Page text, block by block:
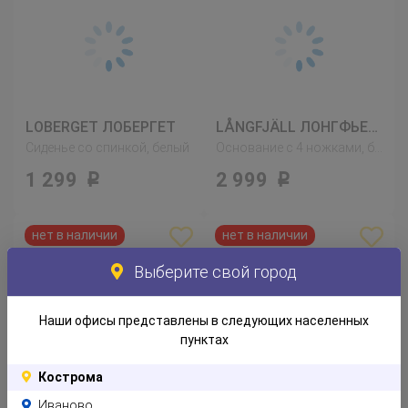
LOBERGET ЛОБЕРГЕТ
1 299 Р
LÅNGFJÄLL ЛОНГФЬЕЛЛЬ
2 999 Р
Выберите свой город
Наши офисы представлены в следующих населенных
пунктах
Кострома
Иваново